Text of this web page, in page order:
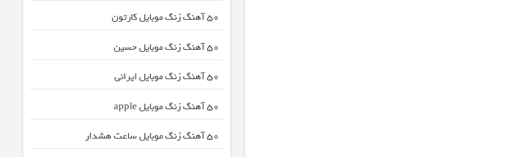
50 آهنگ زنگ موبایل کارتون
50 آهنگ زنگ موبایل حسین
50 آهنگ زنگ موبایل ایرانی
50 آهنگ زنگ موبایل apple
50 آهنگ زنگ موبایل ساعت هشدار